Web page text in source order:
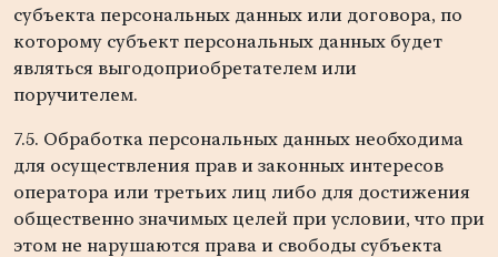
субъекта персональных данных или договора, по
которому субъект персональных данных будет
являться выгодоприобретателем или
поручителем.
7.5. Обработка персональных данных необходима
для осуществления прав и законных интересов
оператора или третьих лиц либо для достижения
общественно значимых целей при условии, что при
этом не нарушаются права и свободы субъекта